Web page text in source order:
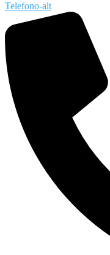
Telefono-alt